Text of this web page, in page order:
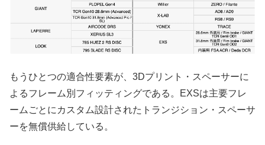
もうひとつの適合性要素が、3Dプリント・スペーサーに
よるフレーム別フィッティングである。EXSは主要フレ
ームごとにカスタム設計されたトランジション・スペーサ
ーを無償供給している。